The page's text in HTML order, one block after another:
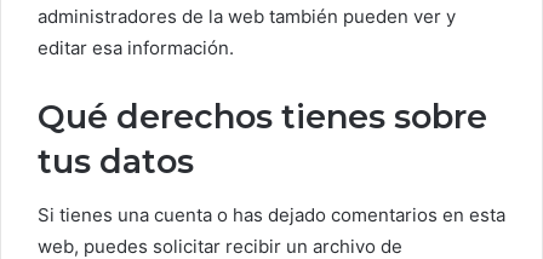
administradores de la web también pueden ver y
editar esa información.
Qué derechos tienes sobre
tus datos
Si tienes una cuenta o has dejado comentarios en esta
web, puedes solicitar recibir un archivo de